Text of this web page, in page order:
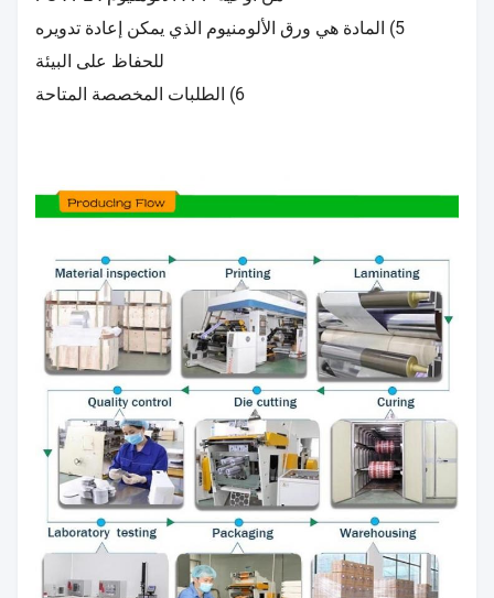
5) المادة هي ورق الألومنيوم الذي يمكن إعادة تدويره
للحفاظ على البيئة
6) الطلبات المخصصة المتاحة